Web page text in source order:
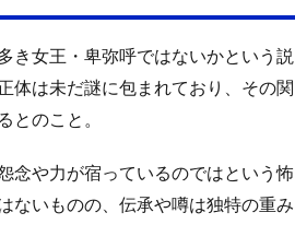
き女王・卑弥呼ではないかという説
体は未だ謎に包まれており、その関
とのこと。
念や力が宿っているのではという怖
ないものの、伝承や噂は独特の重み